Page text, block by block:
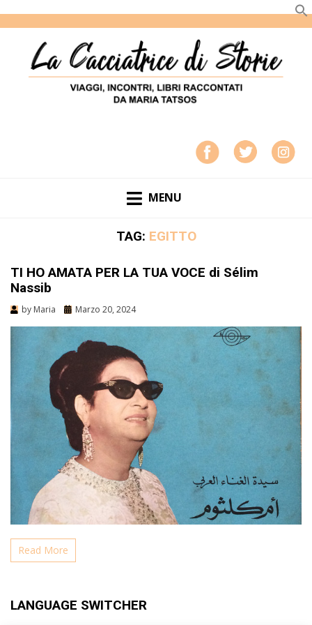
LA CACCIATRICE DI STORIE
VIAGGI, INCONTRI, LIBRI RACCONTATI DA MARIA
TATSOS
MENU
TAG: EGITTO
TI HO AMATA PER LA TUA VOCE di Sélim
Nassib
by Maria Marzo 20, 2024
Read More
LANGUAGE SWITCHER